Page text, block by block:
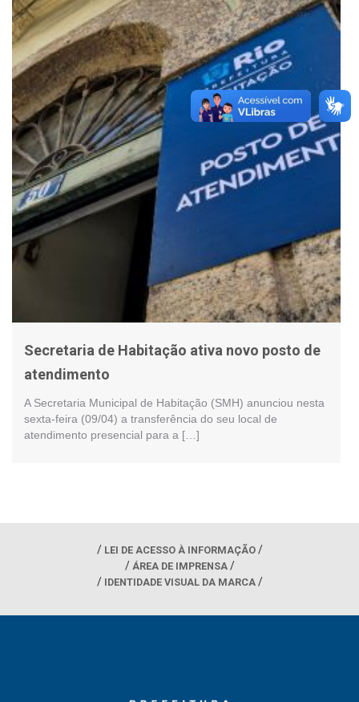
Secretaria de Habitação ativa novo posto de
atendimento
A Secretaria Municipal de Habitação (SMH) anunciou nesta
sexta-feira (09/04) a transferência do seu local de
atendimento presencial para a […]
LEI DE ACESSO À INFORMAÇÃO
ÁREA DE IMPRENSA
IDENTIDADE VISUAL DA MARCA